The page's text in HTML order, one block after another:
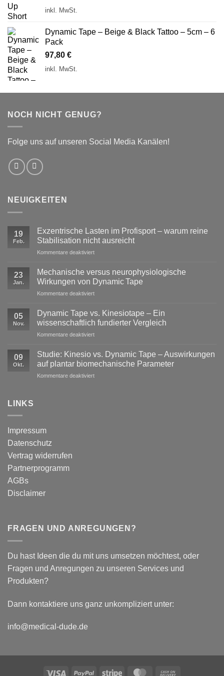
inkl. MwSt.
Dynamic Tape – Beige & Black Tattoo – 5cm – 6
Pack
97,80 €
inkl. MwSt.
NOCH NICHT GENUG?
Folge uns auf unseren Social Media Kanälen!
NEUIGKEITEN
19
Feb.
Exzentrische Lasten im Profisport – warum reine
Stabilisation nicht ausreicht
Kommentare deaktiviertfür
im
Profisport
–
reine
Stabilisation
ausreicht
23
Jan.
Mechanische versus neurophysiologische
Wirkungen von Dynamic Tape
Kommentare deaktiviertfür
versus
neurophysiologische
Wirkungen
von
05
Nov.
Dynamic Tape vs. Kinesiotape – Ein
wissenschaftlich fundierter Vergleich
Kommentare deaktiviertfür
Tape
Kinesiotape
–
09
Okt.
Studie: Kinesio vs. Dynamic Tape – Auswirkungen
auf plantar biomechanische Parameter
Kommentare deaktiviertfür
LINKS
Impressum
Datenschutz
Vertrag widerrufen
Partnerprogramm
AGBs
Disclaimer
FRAGEN UND ANREGUNGEN?
Du hast Ideen die du mit uns umsetzen möchtest, oder
Fragen und Anregungen zu unseren Services und
Produkten?
Dann kontaktiere uns ganz unkompliziert unter:
info@medical-dude.de
Visa PayPal Stripe MasterCard